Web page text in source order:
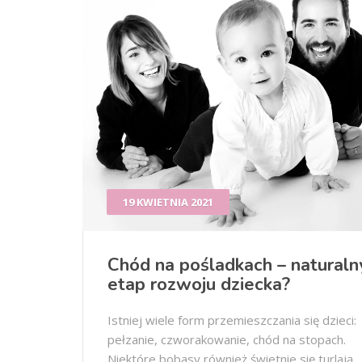
19 KWIETNIA 2021
Chód na pośladkach –
etap rozwoju dziecka?
Istniej wiele form przemieszczania się dzieci:
pełzanie, czworakowanie, chód na stopach.
Niektóre bobasy również świetnie się turlają,